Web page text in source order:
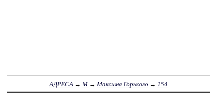
АДРЕСА → М→ Максима Горького → 154